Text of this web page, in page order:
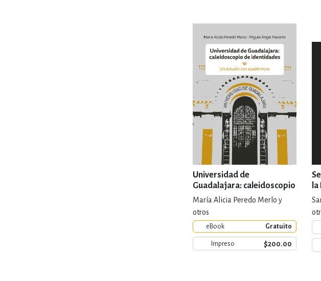
Universidad de
Guadalajara: caleidoscopio
de identidades
María Alicia Peredo Merlo y
otros
eBook Gratuito
Impreso $200.00